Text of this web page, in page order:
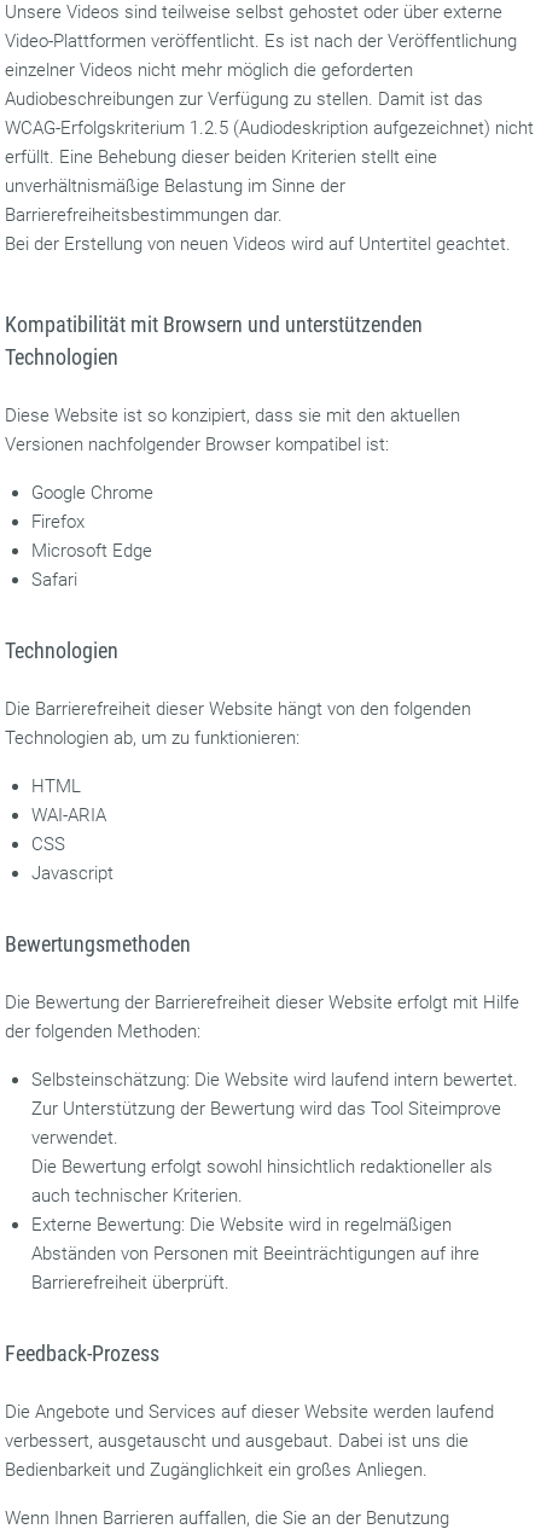
Unsere Videos sind teilweise selbst gehostet oder über externe
Video-Plattformen veröffentlicht. Es ist nach der Veröffentlichung
einzelner Videos nicht mehr möglich die geforderten
Audiobeschreibungen zur Verfügung zu stellen. Damit ist das
WCAG-Erfolgskriterium 1.2.5 (Audiodeskription aufgezeichnet) nicht
erfüllt. Eine Behebung dieser beiden Kriterien stellt eine
unverhältnismäßige Belastung im Sinne der
Barrierefreiheitsbestimmungen dar.
Bei der Erstellung von neuen Videos wird auf Untertitel geachtet.
Kompatibilität mit Browsern und unterstützenden
Technologien
Diese Website ist so konzipiert, dass sie mit den aktuellen
Versionen nachfolgender Browser kompatibel ist:
Google Chrome
Firefox
Microsoft Edge
Safari
Technologien
Die Barrierefreiheit dieser Website hängt von den folgenden
Technologien ab, um zu funktionieren:
HTML
WAI-ARIA
CSS
Javascript
Bewertungsmethoden
Die Bewertung der Barrierefreiheit dieser Website erfolgt mit Hilfe
der folgenden Methoden:
Selbsteinschätzung: Die Website wird laufend intern bewertet.
Zur Unterstützung der Bewertung wird das Tool Siteimprove
verwendet.
Die Bewertung erfolgt sowohl hinsichtlich redaktioneller als
auch technischer Kriterien.
Externe Bewertung: Die Website wird in regelmäßigen
Abständen von Personen mit Beeinträchtigungen auf ihre
Barrierefreiheit überprüft.
Feedback-Prozess
Die Angebote und Services auf dieser Website werden laufend
verbessert, ausgetauscht und ausgebaut. Dabei ist uns die
Bedienbarkeit und Zugänglichkeit ein großes Anliegen.
Wenn Ihnen Barrieren auffallen, die Sie an der Benutzung